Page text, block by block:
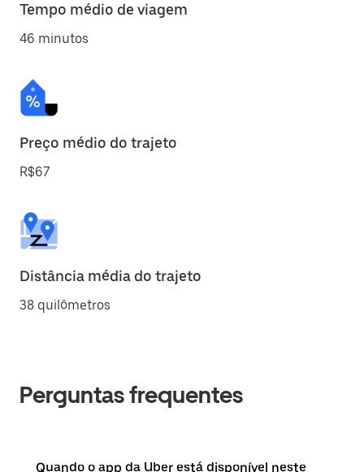
Tempo médio de viagem
46 minutos
Preço médio do trajeto
R$67
Distância média do trajeto
38 quilômetros
Perguntas frequentes
Quando o app da Uber está disponível neste